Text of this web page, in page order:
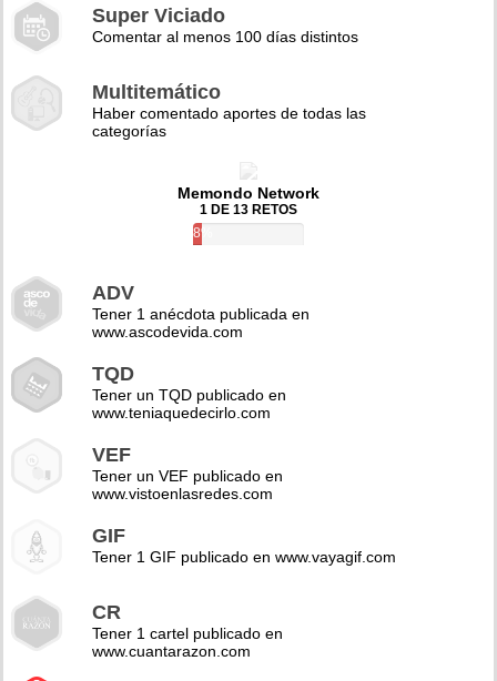
Super Viciado
Comentar al menos 100 días distintos
Multitemático
Haber comentado aportes de todas las
categorías
Memondo Network
1 DE 13 RETOS
8%
ADV
Tener 1 anécdota publicada en
www.ascodevida.com
TQD
Tener un TQD publicado en
www.teniaquedecirlo.com
VEF
Tener un VEF publicado en
www.vistoenlasredes.com
GIF
Tener 1 GIF publicado en www.vayagif.com
CR
Tener 1 cartel publicado en
www.cuantarazon.com